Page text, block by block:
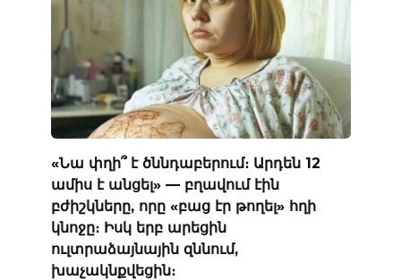
«Նա փղի՞ է ծննդաբերում։ Արդեն 12
ամիս է անցել» — բղավում էին
բժիշկները, որը «բաց էր թողել» հղի
կնոջը։ Իսկ երբ արեցին
ուլտրաձայնային զննում,
խաչակնքվեցին։